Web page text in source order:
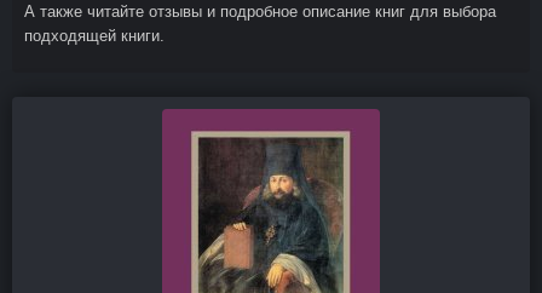
А также читайте отзывы и подробное описание книг для выбора
подходящей книги.